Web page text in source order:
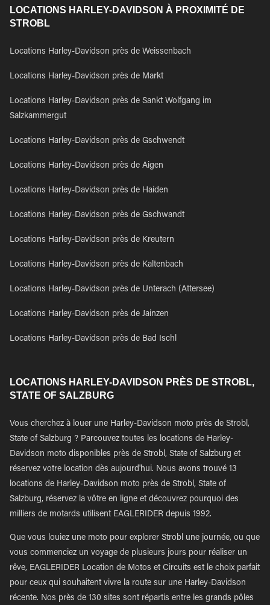
LOCATIONS HARLEY-DAVIDSON À PROXIMITÉ DE
STROBL
Locations Harley-Davidson près de Weissenbach
Locations Harley-Davidson près de Markt
Locations Harley-Davidson près de Sankt Wolfgang im
Salzkammergut
Locations Harley-Davidson près de Gschwendt
Locations Harley-Davidson près de Aigen
Locations Harley-Davidson près de Haiden
Locations Harley-Davidson près de Gschwandt
Locations Harley-Davidson près de Kreutern
Locations Harley-Davidson près de Kaltenbach
Locations Harley-Davidson près de Unterach (Attersee)
Locations Harley-Davidson près de Jainzen
Locations Harley-Davidson près de Bad Ischl
LOCATIONS HARLEY-DAVIDSON PRÈS DE STROBL,
STATE OF SALZBURG
Vous cherchez à louer une Harley-Davidson moto près de Strobl,
State of Salzburg ? Parcouvez toutes les locations de Harley-
Davidson moto disponibles près de Strobl, State of Salzburg et
réservez votre location dès aujourd'hui. Nous avons trouvé 13
locations de Harley-Davidson moto près de Strobl, State of
Salzburg, réservez la vôtre en ligne et découvrez pourquoi des
milliers de motards utilisent EAGLERIDER depuis 1992.
Que vous louiez une moto pour explorer Strobl une journée, ou que
vous commenciez un voyage de plusieurs jours pour réaliser un
rêve, EAGLERIDER Location de Motos et Circuits est le choix parfait
pour ceux qui souhaitent vivre la route sur une Harley-Davidson
récente. Nos près de 130 sites sont répartis entre les grands pôles